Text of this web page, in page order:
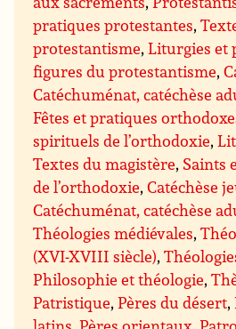
pratiques protestantes,
protestantisme,Liturgies et
figures du protestantisme,
Catéchuménat, catéchèse
Fêtes et pratiques
spirituels de l’orthodoxie,
Textes du magistère, Saints
de l’orthodoxie,Catéchèse
Catéchuménat, catéchèse
Théologies médiévales,
(XVI-XVIII siècle),
Philosophie et théologie,
Patristique,Pères du désert,